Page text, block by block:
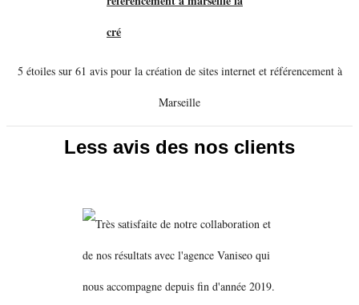
5 étoiles sur 61 avis pour la création de sites internet et référencement à
Marseille
Less avis des nos clients